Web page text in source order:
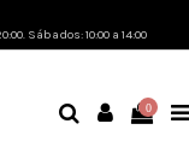
Sábados: 10:00 a 14:00
0